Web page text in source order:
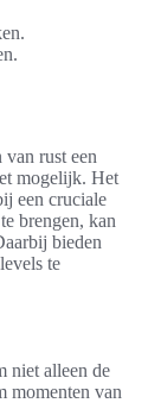
rust een
mogelijk. Het
een cruciale
brengen, kan
bieden
te
niet alleen de
momenten van